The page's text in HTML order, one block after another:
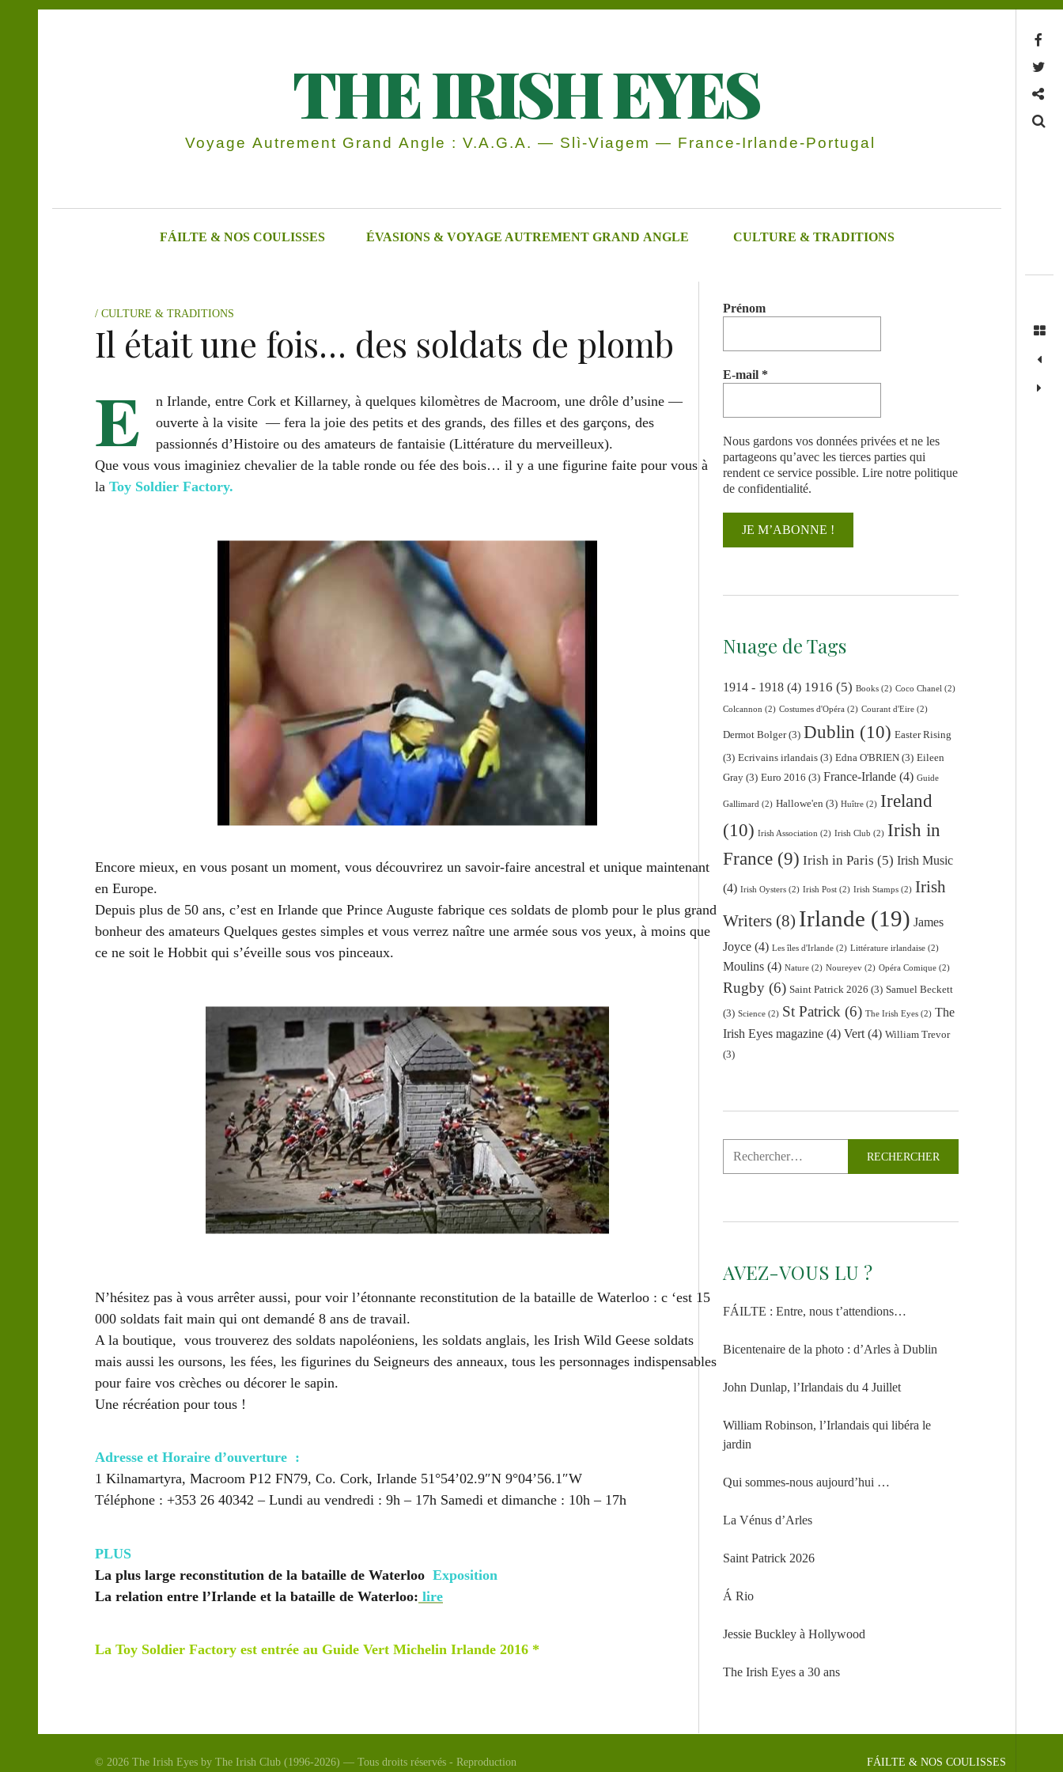
THE IRISH EYES
Voyage Autrement Grand Angle : V.A.G.A. — Slì-Viagem — France-Irlande-Portugal
FÁILTE & NOS COULISSES ÉVASIONS & VOYAGE AUTREMENT GRAND ANGLE CULTURE & TRADITIONS
CULTURE & TRADITIONS
Il était une fois… des soldats de plomb
E
n Irlande, entre Cork et Killarney, à quelques kilomètres de Macroom, une drôle d’usine —
ouverte à la visite — fera la joie des petits et des grands, des filles et des garçons, des
passionnés d’Histoire ou des amateurs de fantaisie (Littérature du merveilleux).
Que vous vous imaginiez chevalier de la table ronde ou fée des bois… il y a une figurine faite pour vous à
la Toy Soldier Factory.
Encore mieux, en vous posant un moment, vous découvrirez un savoir-faire ancestral et unique maintenant
en Europe.
Depuis plus de 50 ans, c’est en Irlande que Prince Auguste fabrique ces soldats de plomb pour le plus grand
bonheur des amateurs Quelques gestes simples et vous verrez naître une armée sous vos yeux, à moins que
ce ne soit le Hobbit qui s’éveille sous vos pinceaux.
N’hésitez pas à vous arrêter aussi, pour voir l’étonnante reconstitution de la bataille de Waterloo : c ‘est 15
000 soldats fait main qui ont demandé 8 ans de travail.
A la boutique, vous trouverez des soldats napoléoniens, les soldats anglais, les Irish Wild Geese soldats
mais aussi les oursons, les fées, les figurines du Seigneurs des anneaux, tous les personnages indispensables
pour faire vos crèches ou décorer le sapin.
Une récréation pour tous !
Adresse et Horaire d’ouverture :
1 Kilnamartyra, Macroom P12 FN79, Co. Cork, Irlande 51°54’02.9″N 9°04’56.1″W
Téléphone : +353 26 40342 – Lundi au vendredi : 9h – 17h Samedi et dimanche : 10h – 17h
PLUS
La plus large reconstitution de la bataille de Waterloo Exposition
La relation entre l’Irlande et la bataille de Waterloo: lire
La Toy Soldier Factory est entrée au Guide Vert Michelin Irlande 2016 *
Prénom
E-mail *
Nous gardons vos données privées et ne les
partageons qu’avec les tierces parties qui
rendent ce service possible.Lire notre politique
de confidentialité.
Nuage de Tags
1914 - 1918 (4) 1916 (5) Books (2) Coco Chanel (2)
Colcannon (2) Costumes d'Opéra (2) Courant d'Eire (2)
Dermot Bolger(3) Dublin (10) Easter Rising
(3) Ecrivains irlandais (3) Edna O'BRIEN (3) Eileen
Gray (3) Euro 2016 (3) France-Irlande (4) Guide
Gallimard (2) Hallowe'en (3) Huître (2) Ireland
(10) Irish Association (2) Irish Club (2) Irish in
France (9) Irish in Paris (5) Irish Music
(4) Irish Oysters (2) Irish Post (2) Irish Stamps (2) Irish
Writers (8) Irlande (19) James
Joyce (4) Les îles d'Irlande (2) Littérature irlandaise (2)
Moulins (4) Nature (2) Noureyev (2) Opéra Comique (2)
Rugby (6) Saint Patrick 2026 (3) Samuel Beckett
(3) Science (2) St Patrick (6) The Irish Eyes (2) The
Irish Eyes magazine (4) Vert (4) William Trevor
(3)
AVEZ-VOUS LU ?
FÁILTE : Entre, nous t’attendions…
Bicentenaire de la photo : d’Arles à Dublin
John Dunlap, l’Irlandais du 4 Juillet
William Robinson, l’Irlandais qui libéra le
jardin
Qui sommes-nous aujourd’hui …
La Vénus d’Arles
Saint Patrick 2026
Á Rio
Jessie Buckley à Hollywood
The Irish Eyes a 30 ans
© 2026 The Irish Eyes by The Irish Club (1996-2026) — Tous droits réservés - Reproduction FÁILTE & NOS COULISSES